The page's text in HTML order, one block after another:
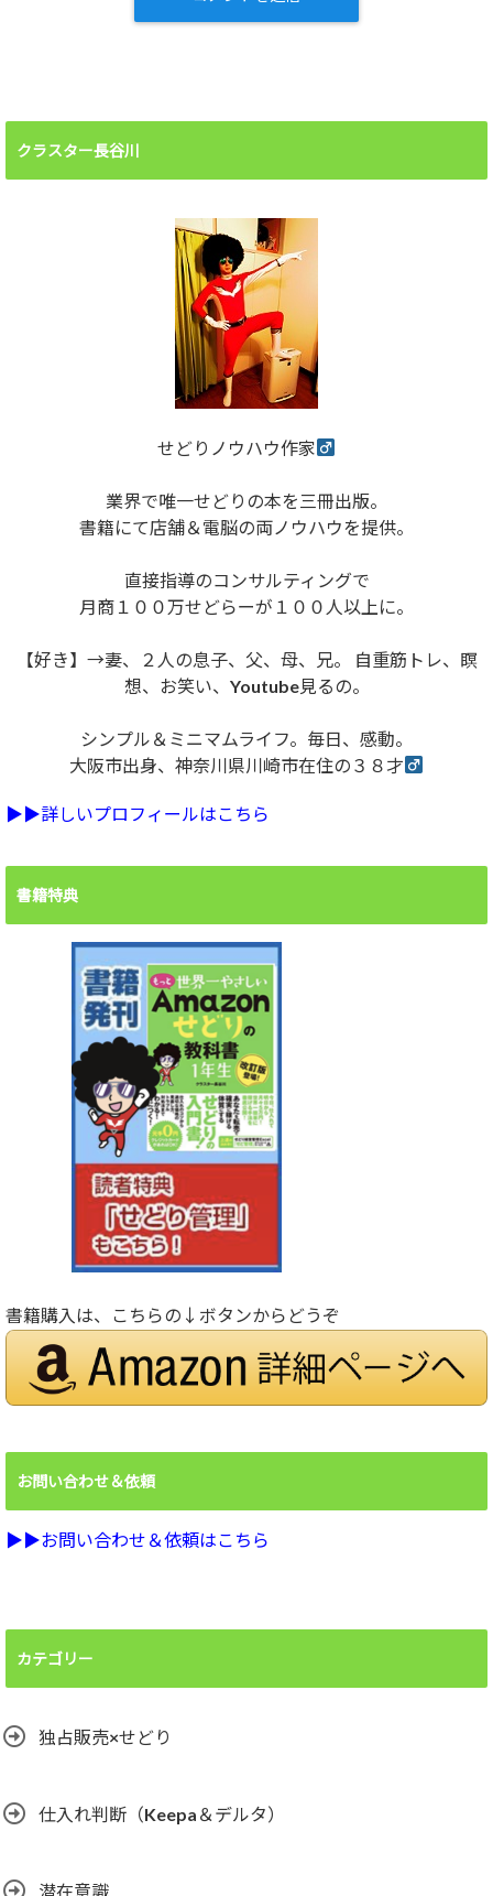
クラスター長谷川
せどりノウハウ作家
業界で唯一せどりの本を三冊出版。
書籍にて店舗＆電脳の両ノウハウを提供。
直接指導のコンサルティングで
月商１００万せどらーが１００人以上に。
【好き】→妻、２人の息子、父、母、兄。 自重筋トレ、瞑
想、お笑い、Youtube見るの。
シンプル＆ミニマムライフ。毎日、感動。
大阪市出身、神奈川県川崎市在住の３８才
▶︎▶︎詳しいプロフィールはこちら
書籍特典
書籍購入は、こちらの↓ボタンからどうぞ
お問い合わせ＆依頼
▶︎▶︎お問い合わせ＆依頼はこちら
カテゴリー
独占販売×せどり
仕入れ判断（Keepa＆デルタ）
潜在意識